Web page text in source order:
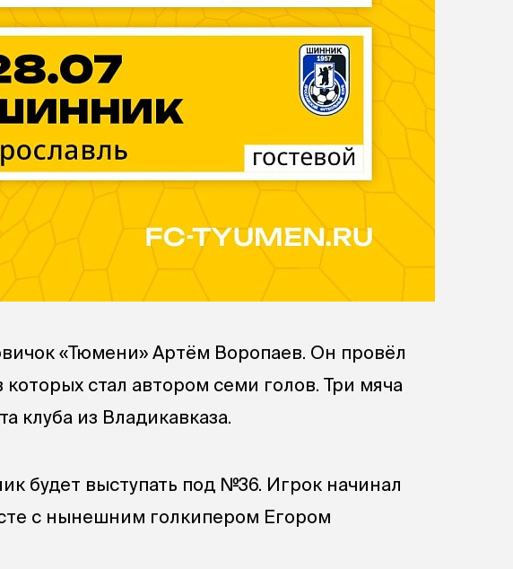
«Тюмени» Артём Воропаев. Он провёл
которых стал автором семи голов. Три мяча
клуба из Владикавказа.
будет выступать под №36. Игрок начинал
с нынешним голкипером Егором